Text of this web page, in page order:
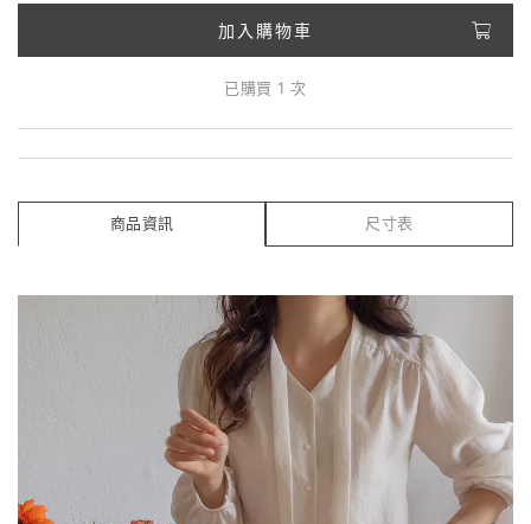
加入購物車
已購買 1 次
商品資訊 尺寸表